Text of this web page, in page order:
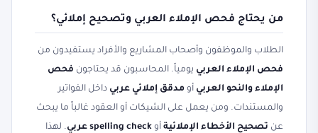
من يحتاج فحص الإملاء العربي وتصحيح إملائي؟
الطلاب والموظفون وأصحاب المشاريع والأفراد يستفيدون من
فحص الإملاء العربي يومياً. المحاسبون قد يحتاجون فحص
الإملاء والنحو العربي أو مدقق إملائي عربي داخل الفواتير
والمستندات. ومن يعمل على الشيكات أو العقود غالباً ما يبحث
عن تصحيح الأخطاء الإملائية أو spelling check عربي
. لهذا